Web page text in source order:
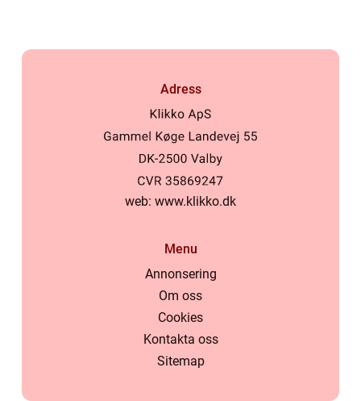
Adress
web: www.klikko.dk
Menu
Annonsering
Om oss
Cookies
Kontakta oss
Sitemap